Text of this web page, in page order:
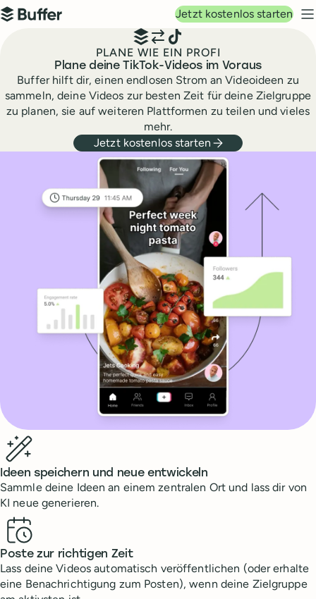
Hauptnavigation
Buffer
Jetzt kostenlos starten
PLANE WIE EIN PROFI
Plane deine TikTok-Videos im Voraus
Buffer hilft dir, einen endlosen Strom an Videoideen zu
sammeln, deine Videos zur besten Zeit für deine Zielgruppe
zu planen, sie auf weiteren Plattformen zu teilen und vieles
mehr.
Jetzt kostenlos starten
Benefits
Ideen speichern und neue entwickeln
Sammle deine Ideen an einem zentralen Ort und lass dir von
KI neue generieren.
Poste zur richtigen Zeit
Lass deine Videos automatisch veröffentlichen (oder erhalte
eine Benachrichtigung zum Posten), wenn deine Zielgruppe